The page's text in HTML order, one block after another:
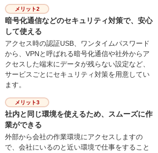
メリット2
暗号化通信などのセキュリティ対策で、安心
して使える
アクセス時の認証USB、ワンタイムパスワード
から、VPNと呼ばれる暗号化通信や社外からア
クセスした端末にデータが残らない設定など、
サービスごとにセキュリティ対策を用意してい
ます。
メリット3
社内と同じ環境を使えるため、スムーズに作
業ができる
外部から会社の作業環境にアクセスしますの
で、会社にいるのと近い環境で仕事をすること